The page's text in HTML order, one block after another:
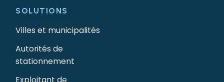
SOLUTIONS
Villes et municipalités
Autorités de
stationnement